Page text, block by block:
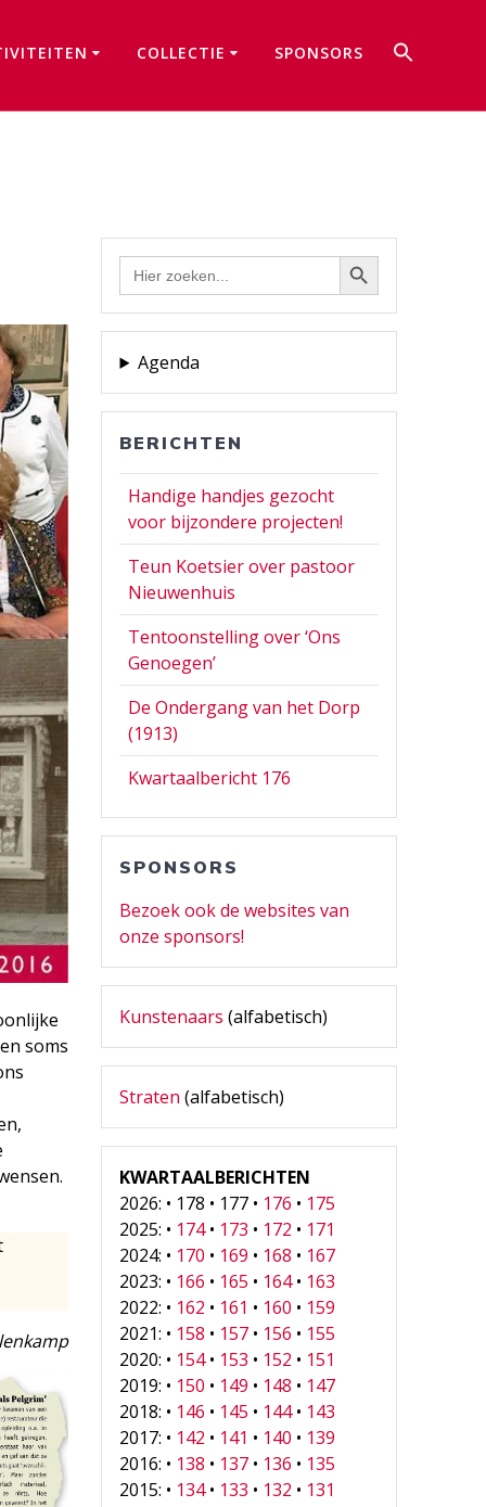
COLLECTIE SPONSORS
soms
Zoek
naar:
Zoekknop
Agenda
BERICHTEN
Handige handjes gezocht
voor bijzondere projecten!
Teun Koetsier over pastoor
Nieuwenhuis
Tentoonstelling over ‘Ons
Genoegen’
De Ondergang van het Dorp
(1913)
Kwartaalbericht 176
SPONSORS
Bezoek ook de websites van
onze sponsors!
Kunstenaars (alfabetisch)
Straten (alfabetisch)
KWARTAALBERICHTEN
2026: • 178 • 177 • 176 • 175
2025: • 174• 173 • 172 • 171
2024: • 170 • 169 • 168 • 167
2023: • 166 • 165 • 164• 163
2022: • 162 • 161 • 160 • 159
2021: • 158 • 157 • 156 • 155
2020: • 154• 153 • 152 • 151
2019: • 150 • 149 • 148 • 147
2018: • 146 • 145 • 144• 143
2017: • 142 • 141 • 140 • 139
2016: • 138 • 137 • 136 • 135
2015: • 134• 133 • 132 • 131